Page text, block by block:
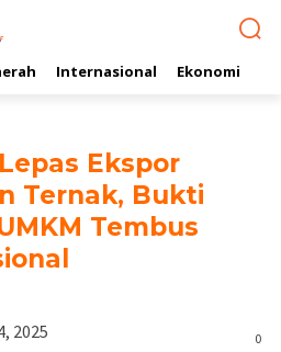
Internasional Ekonomi
Ekspor
Ternak, Bukti
Tembus
0
2025